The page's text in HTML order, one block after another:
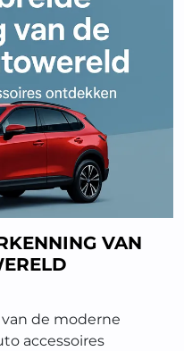
VAN
de moderne
accessoires